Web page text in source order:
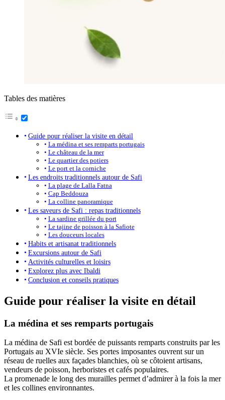
Tables des matières
Guide pour réaliser la visite en détail
La médina et ses remparts portugais
Le château de la mer
Le quartier des potiers
Le port et la corniche
Les endroits traditionnels autour de Safi
La plage de Lalla Fatna
Cap Beddouza
La colline panoramique
Les saveurs de Safi : repas traditionnels
La sardine grillée du port
Le tajine de poisson à la Safiote
Les douceurs locales
Habits et artisanat traditionnels
Excursions autour de Safi
Activités culturelles et loisirs
Explorez plus avec Ibaldi
Conclusion et conseils pratiques
Guide pour réaliser la visite en détail
La médina et ses remparts portugais
La médina de Safi est bordée de puissants remparts construits par les
Portugais au XVIe siècle. Ses portes imposantes ouvrent sur un
réseau de ruelles aux façades blanchies, où se côtoient artisans,
vendeurs de poisson, herboristes et cafés populaires.
La promenade le long des murailles permet d’admirer à la fois la mer
et les collines environnantes.